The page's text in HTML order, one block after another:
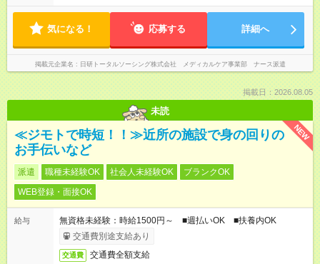
気になる！ 応募する 詳細へ
掲載元企業名 日研トータルソーシング株式会社 メディカルケア事業部 ナース派遣
掲載日：2026.08.05
未読
NEW
≪ジモトで時短！！≫近所の施設で身の回りの
お手伝いなど
派遣 職種未経験OK 社会人未経験OK
ブランクOK
WEB登録・面接OK
給与
無資格未経験：時給1500円～ ■週払いOK ■扶養内OK
交通費別途支給あり
交通費 交通費全額支給